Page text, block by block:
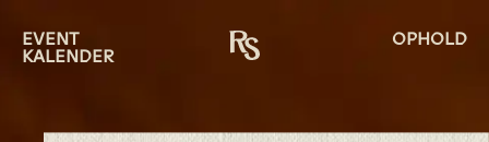
EVENT
KALENDER
OPHOLD